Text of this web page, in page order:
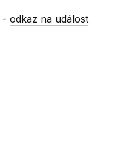
-odkaz na událost